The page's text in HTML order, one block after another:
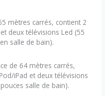
mètres carrés, contient 2
deux télévisions Led (55
salle de bain).
de 64 mètres carrés,
iPad et deux télévisions
salle de bain).